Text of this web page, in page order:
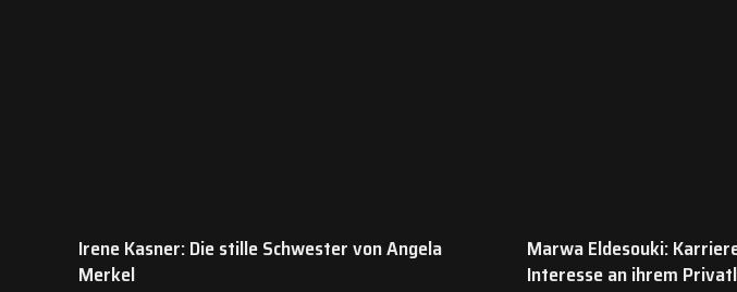
Irene Kasner: Die stille Schwester von Angela
Merkel
Marwa Eldesouki:
Interesse an ihrem